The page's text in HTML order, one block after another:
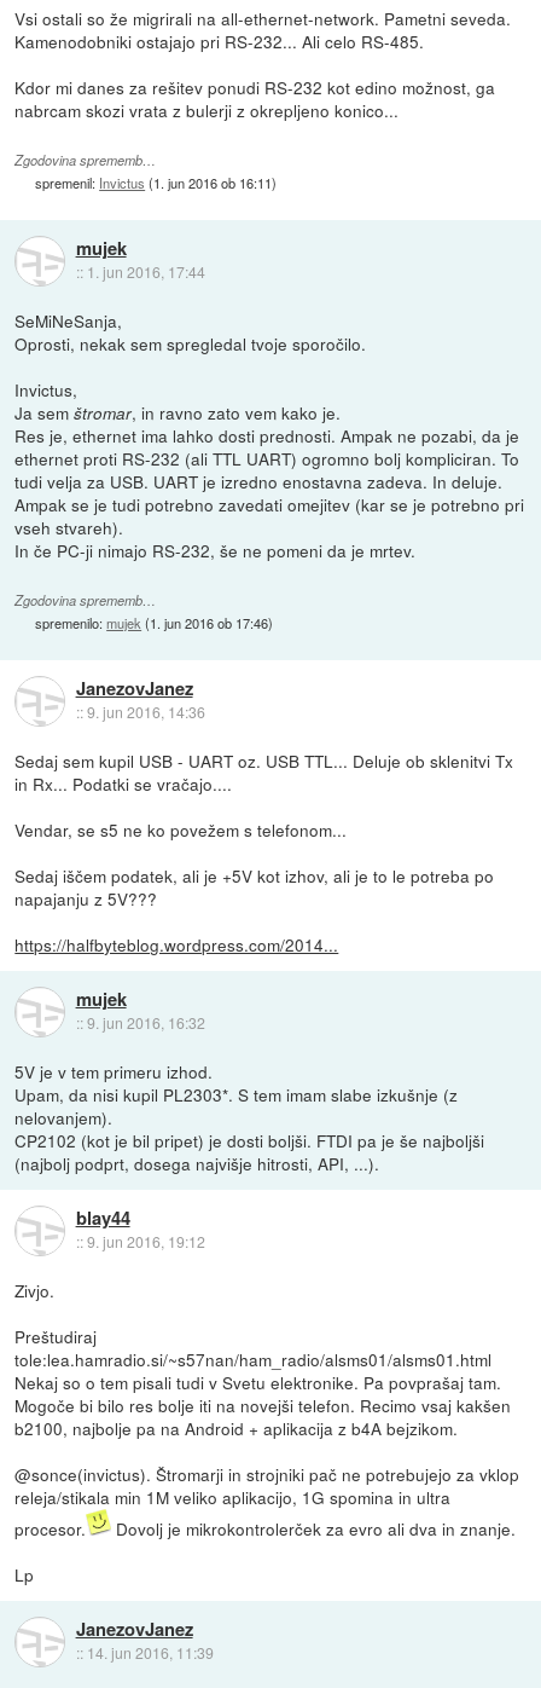
Vsi ostali so že migrirali na all-ethernet-network. Pametni seveda.
Kamenodobniki ostajajo pri RS-232... Ali celo RS-485.
Kdor mi danes za rešitev ponudi RS-232 kot edino možnost, ga
nabrcam skozi vrata z bulerji z okrepljeno konico...
Zgodovina sprememb…
spremenil: Invictus (1. jun 2016 ob 16:11)
mujek
:: 1. jun 2016, 17:44
SeMiNeSanja,
Oprosti, nekak sem spregledal tvoje sporočilo.
Invictus,
Ja semštromar, in ravno zato vem kako je.
Res je, ethernet ima lahko dosti prednosti. Ampak ne pozabi, da je
ethernet proti RS-232 (ali TTL UART) ogromno bolj kompliciran. To
tudi velja za USB. UART je izredno enostavna zadeva. In deluje.
Ampak se je tudi potrebno zavedati omejitev (kar se je potrebno pri
vseh stvareh).
In če PC-ji nimajo RS-232, še ne pomeni da je mrtev.
Zgodovina sprememb…
spremenilo:mujek (1. jun 2016 ob 17:46)
JanezovJanez
::9. jun 2016, 14:36
Sedaj sem kupil USB - UART oz. USB TTL... Deluje ob sklenitvi Tx
in Rx... Podatki se vračajo....
Vendar, se s5 ne ko povežem s telefonom...
Sedaj iščem podatek, ali je +5V kot izhov, ali je to le potreba po
napajanju z 5V???
https://halfbyteblog.wordpress.com/2014...
mujek
::9. jun 2016, 16:32
5V je v tem primeru izhod.
Upam, da nisi kupil PL2303*. S tem imam slabe izkušnje (z
nelovanjem).
CP2102 (kot je bil pripet) je dosti boljši. FTDI pa je še najboljši
(najbolj podprt, dosega najvišje hitrosti, API, ...).
blay44
::9. jun 2016, 19:12
Zivjo.
Preštudiraj
tole:lea.hamradio.si/~s57nan/ham_radio/alsms01/alsms01.html
Nekaj so o tem pisali tudi v Svetu elektronike. Pa povprašaj tam.
Mogoče bi bilo res bolje iti na novejši telefon. Recimo vsaj kakšen
b2100, najbolje pa na Android + aplikacija z b4A bejzikom.
@sonce(invictus). Štromarji in strojniki pač ne potrebujejo za vklop
releja/stikala min 1M veliko aplikacijo, 1G spomina in ultra
procesor.
Dovolj je mikrokontrolerček za evro ali dva in znanje.
Lp
JanezovJanez
:: 14. jun 2016, 11:39